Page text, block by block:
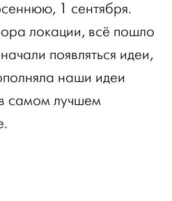
1 сентября.
локации, всё пошло
появляться идеи,
наши идеи
самом лучшем